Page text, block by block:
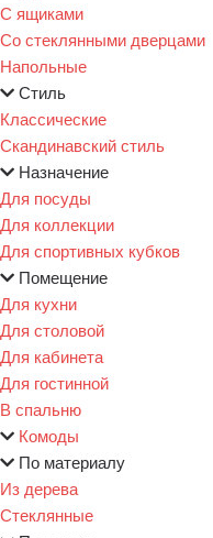
С ящиками
Со стеклянными дверцами
Напольные
Стиль
Классические
Скандинавский стиль
Назначение
Для посуды
Для коллекции
Для спортивных кубков
Помещение
Для кухни
Для столовой
Для кабинета
Для гостинной
В спальню
Комоды
По материалу
Из дерева
Стеклянные